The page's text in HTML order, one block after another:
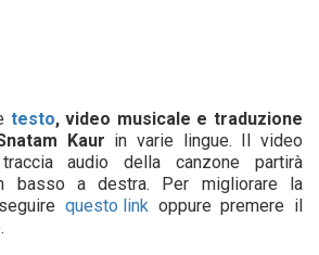
testo, video musicale e traduzione
Kaur in varie lingue. Il video
audio della canzone partirà
basso a destra. Per migliorare la
questo link oppure premere il